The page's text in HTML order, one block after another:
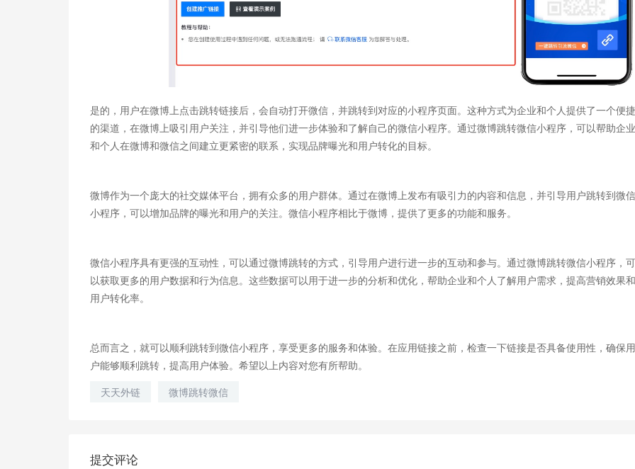
是的，用户在微博上点击跳转链接后，会自动打开微信，并跳转到对应的小程序页面。这种方式为企业和个人提供了一个便捷
的渠道，在微博上吸引用户关注，并引导他们进一步体验和了解自己的微信小程序。通过微博跳转微信小程序，可以帮助企业
和个人在微博和微信之间建立更紧密的联系，实现品牌曝光和用户转化的目标。
微博作为一个庞大的社交媒体平台，拥有众多的用户群体。通过在微博上发布有吸引力的内容和信息，并引导用户跳转到微信
小程序，可以增加品牌的曝光和用户的关注。微信小程序相比于微博，提供了更多的功能和服务。
微信小程序具有更强的互动性，可以通过微博跳转的方式，引导用户进行进一步的互动和参与。通过微博跳转微信小程序，可
以获取更多的用户数据和行为信息。这些数据可以用于进一步的分析和优化，帮助企业和个人了解用户需求，提高营销效果和
用户转化率。
总而言之，就可以顺利跳转到微信小程序，享受更多的服务和体验。在应用链接之前，检查一下链接是否具备使用性，确保用
户能够顺利跳转，提高用户体验。希望以上内容对您有所帮助。
天天外链
微博跳转微信
提交评论